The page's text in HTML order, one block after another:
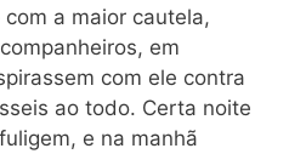
a maior cautela,
em
com ele contra
ao todo. Certa noite
e na manhã